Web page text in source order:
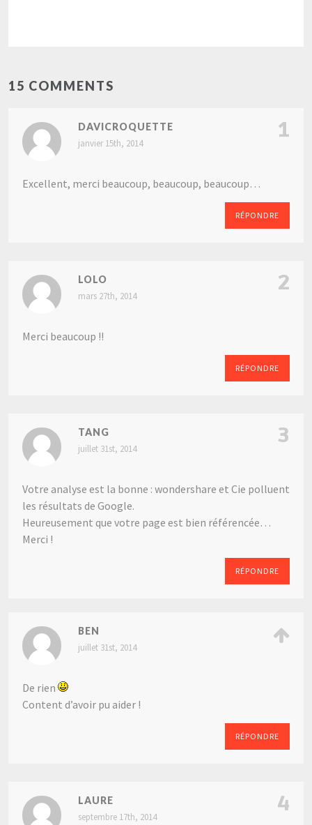
15 COMMENTS
DAVICROQUETTE
janvier 15th, 2014
Excellent, merci beaucoup, beaucoup, beaucoup…
RÉPONDRE
1
LOLO
mars 27th, 2014
Merci beaucoup !!
RÉPONDRE
2
TANG
juillet 31st, 2014
Votre analyse est la bonne : wondershare et Cie polluent
les résultats de Google.
Heureusement que votre page est bien référencée…
Merci !
RÉPONDRE
3
BEN
juillet 31st, 2014
De rien
Content d’avoir pu aider !
RÉPONDRE
LAURE
septembre 17th, 2014
4